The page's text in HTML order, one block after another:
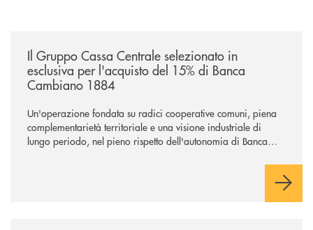
Il Gruppo Cassa Centrale selezionato in
esclusiva per l'acquisto del 15% di Banca
Cambiano 1884
Un'operazione fondata su radici cooperative comuni, piena
complementarietà territoriale e una visione industriale di
lungo periodo, nel pieno rispetto dell'autonomia di Banca
negoziazione esclusiva per la finalizzazione dell’operazione.